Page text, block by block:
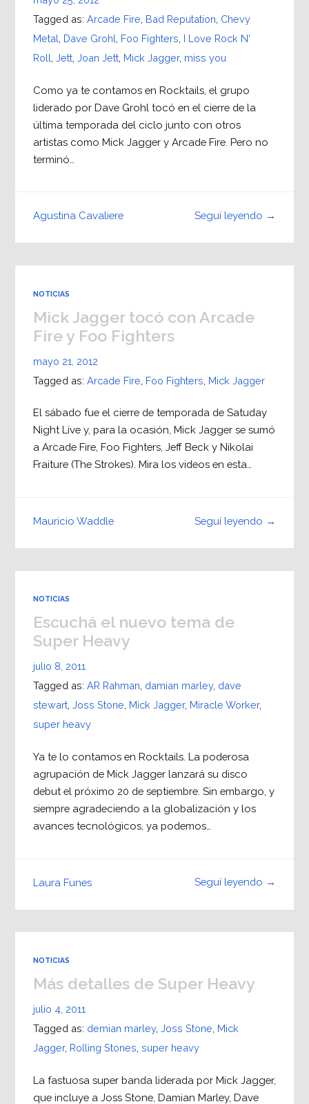
Tagged as: Arcade Fire Bad Reputation Chevy
Metal Dave Grohl Foo Fighters I Love Rock N'
Roll Jett, Joan Jett, Mick Jagger, miss you
Como ya te contamos en Rocktails, el grupo
liderado por Dave Grohl tocó en el cierre de la
última temporada del ciclo junto con otros
artistas como Mick Jagger y Arcade Fire. Pero no
terminó…
Seguí leyendo →
Agustina Cavaliere
NOTICIAS
Mick Jagger tocó con Arcade
Fire y Foo Fighters
mayo 21, 2012
Tagged as: Arcade Fire Foo Fighters Mick Jagger
El sábado fue el cierre de temporada de Satuday
Night Live y, para la ocasión, Mick Jagger se sumó
a Arcade Fire, Foo Fighters, Jeff Beck y Nikolai
Fraiture (The Strokes). Mira los videos en esta…
Seguí leyendo →
Mauricio Waddle
NOTICIAS
Escuchá el nuevo tema de
Super Heavy
julio 8, 2011
Tagged as: AR Rahman damian marley, dave
stewart, Joss Stone Mick Jagger, Miracle Worker,
super heavy
Ya te lo contamos en Rocktails. La poderosa
agrupación de Mick Jagger lanzará su disco
debut el próximo 20 de septiembre. Sin embargo, y
siempre agradeciendo a la globalización y los
avances tecnológicos, ya podemos…
Seguí leyendo →
Laura Funes
NOTICIAS
Más detalles de Super Heavy
julio 4, 2011
Tagged as: demian marley, Joss Stone Mick
Jagger, Rolling Stones super heavy
La fastuosa super banda liderada por Mick Jagger,
que incluye a Joss Stone, Damian Marley, Dave